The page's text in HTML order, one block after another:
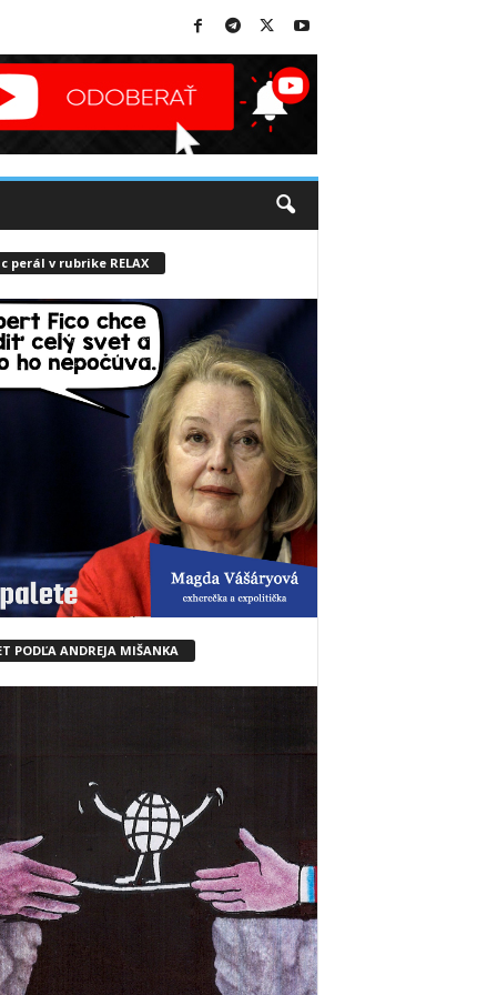
perál v rubrike RELAX
PODĽA ANDREJA MIŠANKA